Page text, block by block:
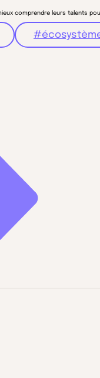
comprendre leurs